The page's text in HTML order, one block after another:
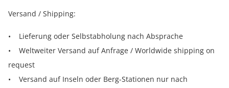
Versand / Shipping:
• Lieferung oder Selbstabholung nach Absprache
• Weltweiter Versand auf Anfrage / Worldwide shipping on
request
• Versand auf Inseln oder Berg-Stationen nur nach